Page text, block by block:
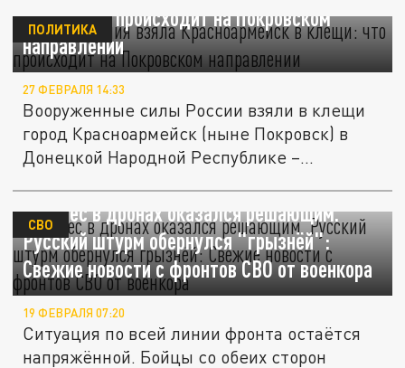
клещи: что происходит на Покровском
направлении
ПОЛИТИКА
27 ФЕВРАЛЯ 14:33
Вооруженные силы России взяли в клещи
город Красноармейск (ныне Покровск) в
Донецкой Народной Республике –...
Перевес в дронах оказался решающим.
Русский штурм обернулся "грызнёй":
Свежие новости с фронтов СВО от военкора
СВО
19 ФЕВРАЛЯ 07:20
Ситуация по всей линии фронта остаётся
напряжённой. Бойцы со обеих сторон